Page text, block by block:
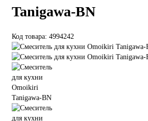
Tanigawa-BN
Код товара: 4994242